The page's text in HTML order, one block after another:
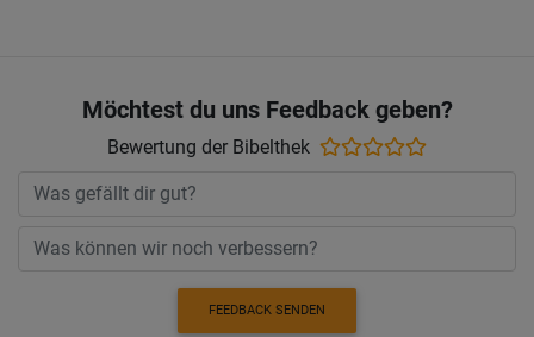
Möchtest du uns Feedback geben?
Bewertung der Bibelthek
FEEDBACK SENDEN